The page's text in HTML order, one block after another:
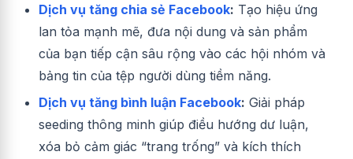
Dịch vụ tăng chia sẻ Facebook: Tạo hiệu ứng
lan tỏa mạnh mẽ, đưa nội dung và sản phẩm
của bạn tiếp cận sâu rộng vào các hội nhóm và
bảng tin của tệp người dùng tiềm năng.
Dịch vụ tăng bình luận Facebook: Giải pháp
seeding thông minh giúp điều hướng dư luận,
xóa bỏ cảm giác “trang trống” và kích thích